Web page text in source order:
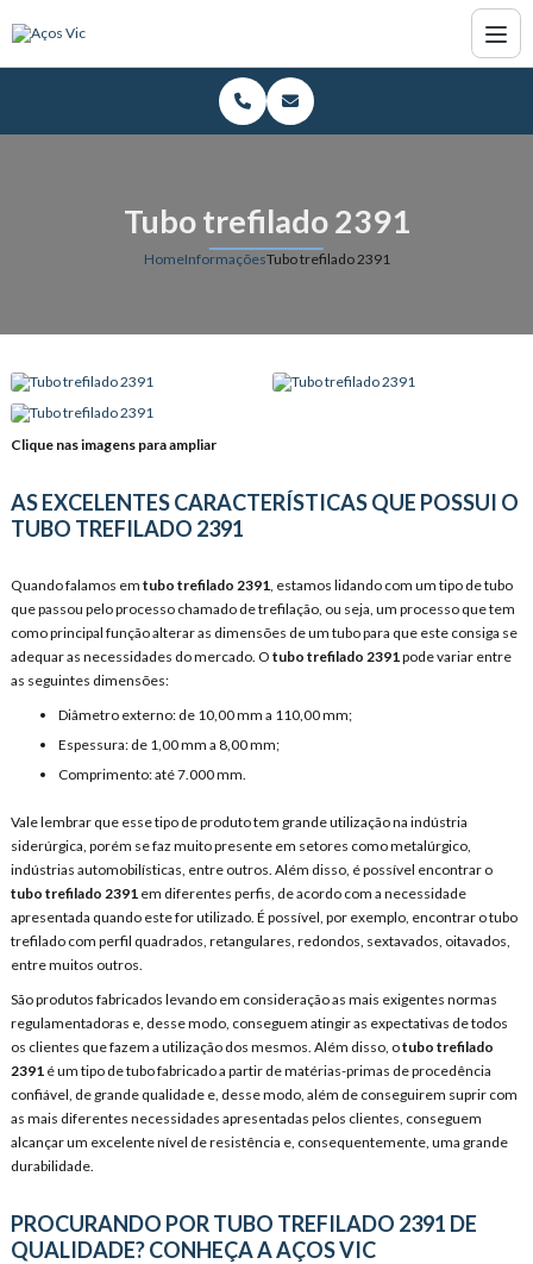
HomeInformaçõesTubo trefilado 2391
Tubo trefilado 2391
Clique nas imagens para ampliar
AS EXCELENTES CARACTERÍSTICAS QUE POSSUI O
TUBO TREFILADO 2391
Quando falamos em tubo trefilado 2391, estamos lidando com um tipo de tubo
que passou pelo processo chamado de trefilação, ou seja, um processo que tem
como principal função alterar as dimensões de um tubo para que este consiga se
adequar as necessidades do mercado. O tubo trefilado 2391pode variar entre
as seguintes dimensões:
Diâmetro externo: de 10,00 mm a 110,00 mm;
Espessura: de 1,00 mm a 8,00 mm;
Comprimento: até 7.000 mm.
Vale lembrar que esse tipo de produto tem grande utilização na indústria
siderúrgica, porém se faz muito presente em setores como metalúrgico,
indústrias automobilísticas, entre outros. Além disso, é possível encontrar o
tubo trefilado 2391 em diferentes perfis, de acordo com a necessidade
apresentada quando este for utilizado. É possível, por exemplo, encontrar o tubo
trefilado com perfil quadrados, retangulares, redondos, sextavados, oitavados,
entre muitos outros.
São produtos fabricados levando em consideração as mais exigentes normas
regulamentadoras e, desse modo, conseguem atingir as expectativas de todos
os clientes que fazem a utilização dos mesmos. Além disso, otubo trefilado
2391 é um tipo de tubo fabricado a partir de matérias-primas de procedência
confiável, de grande qualidade e, desse modo, além de conseguirem suprir com
as mais diferentes necessidades apresentadas pelos clientes, conseguem
alcançar um excelente nível de resistência e, consequentemente, uma grande
durabilidade.
PROCURANDO POR TUBO TREFILADO 2391 DE
QUALIDADE? CONHEÇA A AÇOS VIC